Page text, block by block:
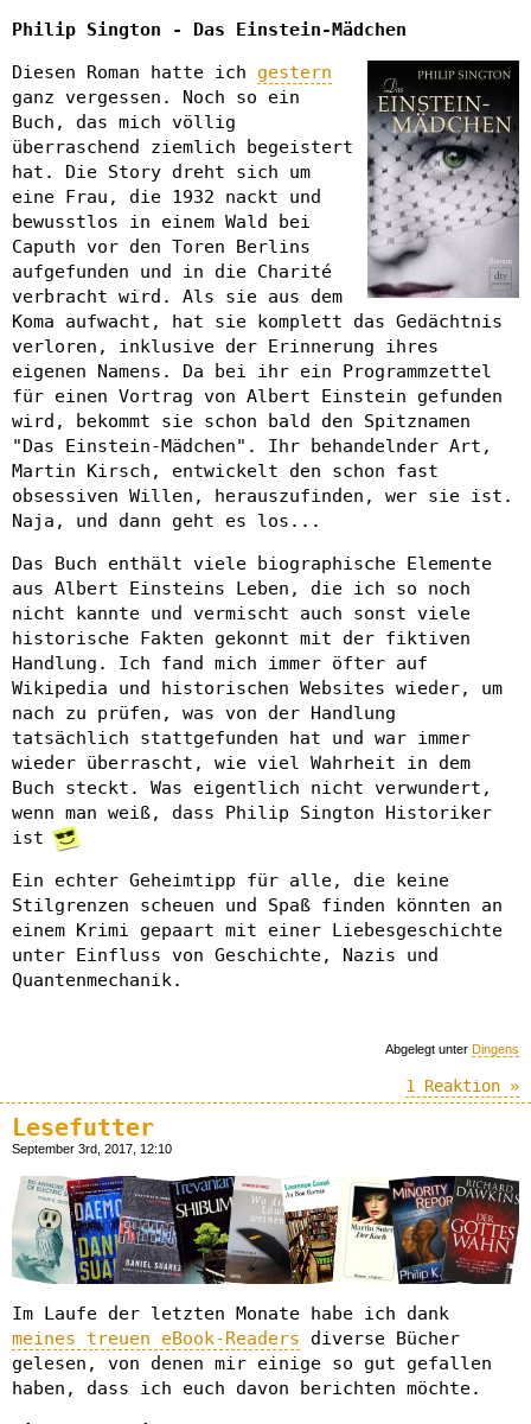
Philip Sington - Das Einstein-Mädchen
Diesen Roman hatte ich gestern
ganz vergessen. Noch so ein
Buch, das mich völlig
überraschend ziemlich begeistert
hat. Die Story dreht sich um
eine Frau, die 1932 nackt und
bewusstlos in einem Wald bei
Caputh vor den Toren Berlins
aufgefunden und in die Charité
verbracht wird. Als sie aus dem
Koma aufwacht, hat sie komplett das Gedächtnis
verloren, inklusive der Erinnerung ihres
eigenen Namens. Da bei ihr ein Programmzettel
für einen Vortrag von Albert Einstein gefunden
wird, bekommt sie schon bald den Spitznamen
"Das Einstein-Mädchen". Ihr behandelnder Art,
Martin Kirsch, entwickelt den schon fast
obsessiven Willen, herauszufinden, wer sie ist.
Naja, und dann geht es los...
Das Buch enthält viele biographische Elemente
aus Albert Einsteins Leben, die ich so noch
nicht kannte und vermischt auch sonst viele
historische Fakten gekonnt mit der fiktiven
Handlung. Ich fand mich immer öfter auf
Wikipedia und historischen Websites wieder, um
nach zu prüfen, was von der Handlung
tatsächlich stattgefunden hat und war immer
wieder überrascht, wie viel Wahrheit in dem
Buch steckt. Was eigentlich nicht verwundert,
wenn man weiß, dass Philip Sington Historiker
ist
Ein echter Geheimtipp für alle, die keine
Stilgrenzen scheuen und Spaß finden könnten an
einem Krimi gepaart mit einer Liebesgeschichte
unter Einfluss von Geschichte, Nazis und
Quantenmechanik.
Abgelegt unter Dingens
1 Reaktion »
Lesefutter
September 3rd, 2017, 12:10
Im Laufe der letzten Monate habe ich dank
meines treuen eBook-Readers diverse Bücher
gelesen, von denen mir einige so gut gefallen
haben, dass ich euch davon berichten möchte.